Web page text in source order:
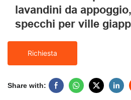
lavandini da
specchi per ville
Richiesta
Share with: